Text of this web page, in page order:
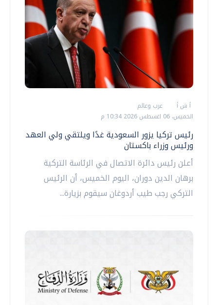
أ ش أ
عرب وعالم
الخميس، 06 اغسطس 2026 10:34 م
رئيس تركيا يزور السعودية غدًا ويلتقي ولي العهد
ورئيس وزراء باكستان
أعلن رئيس دائرة الاتصال في الرئاسة التركية
برهان الدين دوران، اليوم الخميس، أن الرئيس
التركي رجب طيب أردوغان سيقوم بزيارة...